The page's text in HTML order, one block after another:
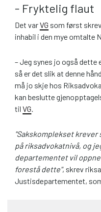
- Fryktelig flaut
Det varVG som først
inhabil i den mye omtalte
– Jeg synes jo også
så er det slik at denne
må jo skje hos
kan beslutte
til VG.
"Sakskomplekset
på riksadvokatnivå, og
departementet vil
forestå dette", skrev
Justisdepartementet,